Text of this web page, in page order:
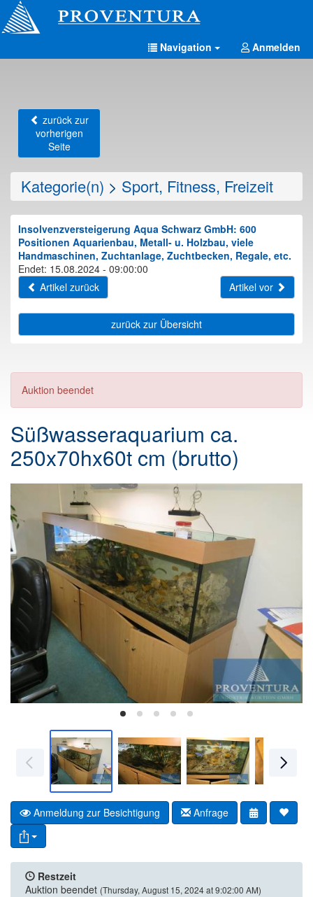
Navigation Anmelden
zurück zur
vorherigen
Seite
Kategorie(n) > Sport, Fitness, Freizeit
Insolvenzversteigerung Aqua Schwarz GmbH: 600
Positionen Aquarienbau, Metall- u. Holzbau, viele
Handmaschinen, Zuchtanlage, Zuchtbecken, Regale, etc.
Endet: 15.08.2024 - 09:00:00
Artikel zurück
Artikel vor
zurück zur Übersicht
Auktion beendet
Süßwasseraquarium ca.
250x70hx60t cm (brutto)
Anmeldung zur Besichtigung Anfrage
Restzeit
Auktion beendet (Thursday, August 15, 2024 at 9:02:00 AM)